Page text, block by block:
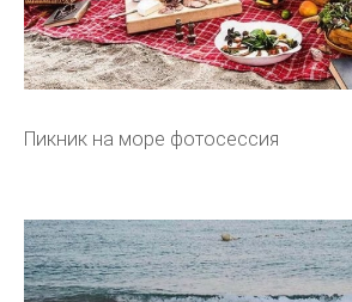
Пикник на море фотосессия